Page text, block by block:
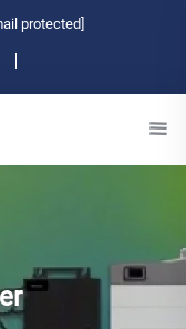
protected]